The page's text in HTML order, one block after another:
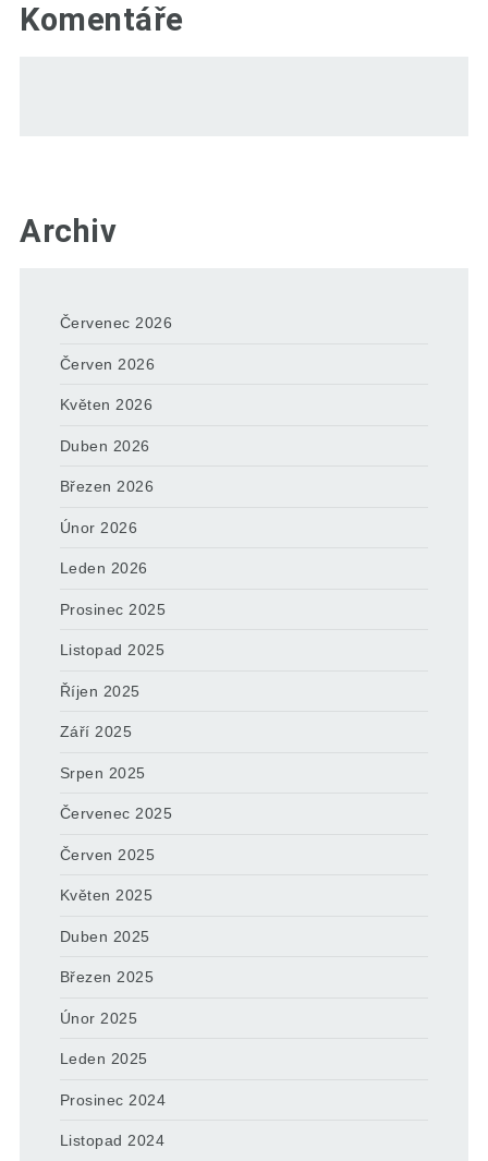
Komentáře
Archiv
Červenec 2026
Červen 2026
Květen 2026
Duben 2026
Březen 2026
Únor 2026
Leden 2026
Prosinec 2025
Listopad 2025
Říjen 2025
Září 2025
Srpen 2025
Červenec 2025
Červen 2025
Květen 2025
Duben 2025
Březen 2025
Únor 2025
Leden 2025
Prosinec 2024
Listopad 2024